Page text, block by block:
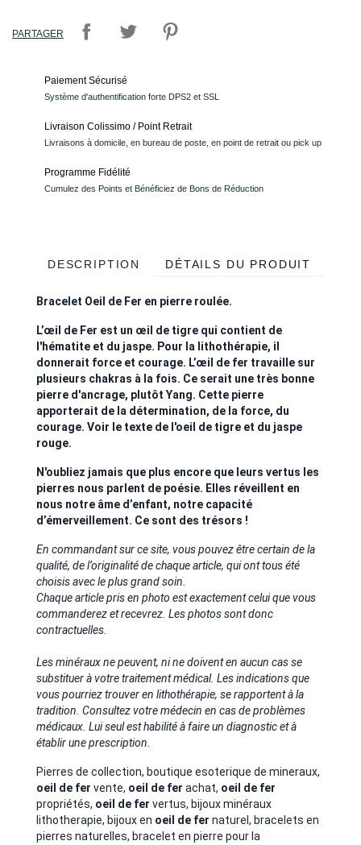
PARTAGER
Paiement Sécurisé
Système d'authentification forte DPS2 et SSL
Livraison Colissimo / Point Retrait
Livraisons à domicile, en bureau de poste, en point de retrait ou pick up
Programme Fidélité
Cumulez des Points et Bénéficiez de Bons de Réduction
DESCRIPTION DÉTAILS DU PRODUIT
Bracelet Oeil de Fer en pierre roulée.
L’œil de Fer est un œil de tigre qui contient de
l'hématite et du jaspe. Pour la lithothérapie, il
donnerait force et courage. L’œil de fer travaille sur
plusieurs chakras à la fois. Ce serait une très bonne
pierre d'ancrage, plutôt Yang. Cette pierre
apporterait de la détermination, de la force, du
courage. Voir le texte de l'oeil de tigre et du jaspe
rouge.
N'oubliez jamais que plus encore que leurs vertus les
pierres nous parlent de poésie. Elles réveillent en
nous notre âme d’enfant, notre capacité
d’émerveillement. Ce sont des trésors !
En commandant sur ce site, vous pouvez être certain de la
qualité, de l’originalité de chaque article, qui ont tous été
choisis avec le plus grand soin.
Chaque article pris en photo est exactement celui que vous
commanderez et recevrez. Les photos sont donc
contractuelles.
Les minéraux ne peuvent, ni ne doivent en aucun cas se
substituer à votre traitement médical. Les indications que
vous pourriez trouver en lithothérapie, se rapportent à la
tradition. Consultez votre médecin en cas de problèmes
médicaux. Lui seul est habilité à faire un diagnostic et à
établir une prescription.
Pierres de collection, boutique esoterique de mineraux,
oeil de fer vente, oeil de fer achat, oeil de fer
propriétés, oeil de fer vertus, bijoux minéraux
lithotherapie, bijoux en oeil de fer naturel, bracelets en
pierres naturelles, bracelet en pierre pour la